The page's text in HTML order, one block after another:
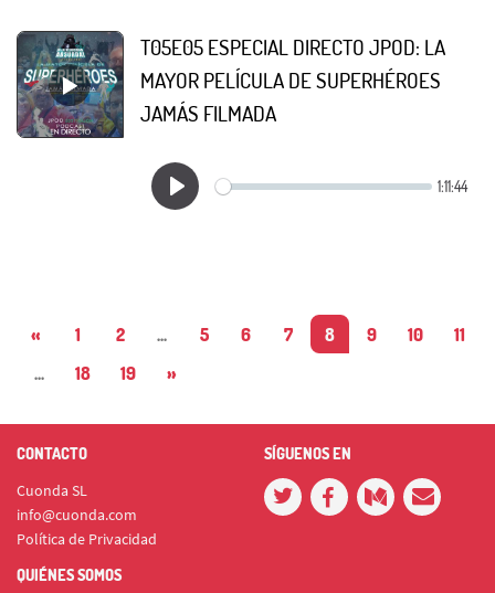
T05E05 ESPECIAL DIRECTO JPOD: LA
MAYOR PELÍCULA DE SUPERHÉROES
JAMÁS FILMADA
« 1 2 ... 5 6 7 8 9 10
11
...
18 19 »
CONTACTO
Cuonda SL
info@cuonda.com
Política de Privacidad
SÍGUENOS EN
QUIÉNES SOMOS